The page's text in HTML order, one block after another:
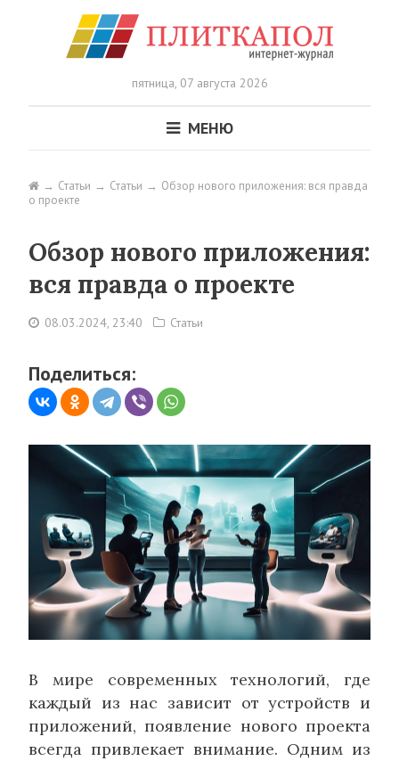
пятница,07 августа 2026
МЕНЮ
Статьи Статьи
Обзор нового приложения: вся правда
о проекте
Обзор нового приложения:
вся правда о проекте
08.03.2024, 23:40 Статьи
Поделиться:
В мире современных технологий, где
каждый из нас зависит от устройств и
приложений, появление нового проекта
всегда привлекает внимание. Одним из